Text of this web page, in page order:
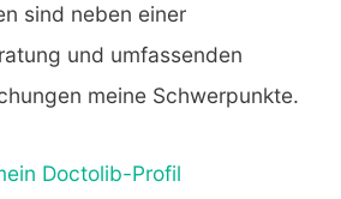
sind neben einer
und umfassenden
meine Schwerpunkte.
Doctolib-Profil